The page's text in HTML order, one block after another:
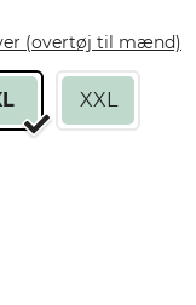
(overtøj til mænd)
XXL